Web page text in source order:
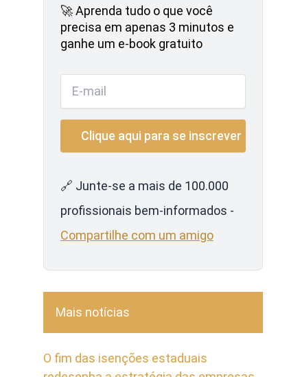
🚀 Aprenda tudo o que você
precisa em apenas 3 minutos e
ganhe um e-book gratuito
🔗 Junte-se a mais de 100.000
profissionais bem-informados -
Compartilhe com um amigo
Mais notícias
O fim das isenções estaduais